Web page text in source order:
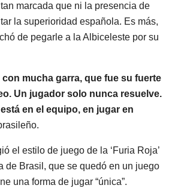
marcada que ni la presencia de
la superioridad española. Es más,
de pegarle a la Albiceleste por su
mucha garra, que fue su fuerte
Un jugador solo nunca resuelve.
en el equipo, en jugar en
el estilo de juego de la ‘Furia Roja’
de Brasil, que se quedó en un juego
una forma de jugar “única”.